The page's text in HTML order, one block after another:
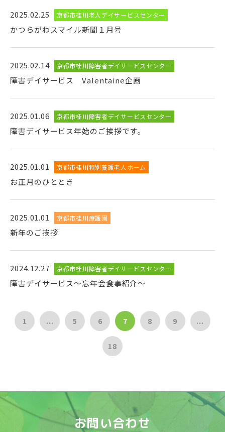
2025.02.25 京都市桂川老人デイサービスセンター
かつらがわスマイル新聞１月号
2025.02.14 京都市桂川障害者デイサービスセンター
障害デイサービス Valentaine企画
2025.01.06 京都市桂川障害者デイサービスセンター
障害デイサービス年始のご挨拶です。
2025.01.01 京都市桂川特別養護老人ホーム
お正月のひととき
2025.01.01 京都市桂川療護園
新年のご挨拶
2024.12.27 京都市桂川障害者デイサービスセンター
障害デイサービス～忘年会食事紹介～
1 ... 5 6 7 8 9 ...
18
お問い合わせ